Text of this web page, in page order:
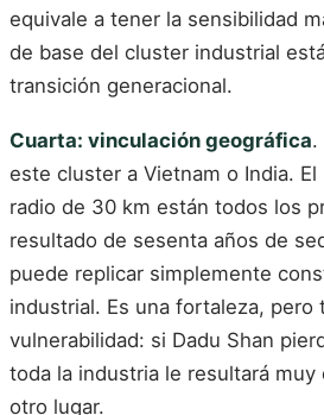
equivale a tener la sensibilidad
de base del cluster industrial
transición generacional.
Cuarta: vinculación geográfica.
este cluster a Vietnam o India.
radio de 30 km están todos los
resultado de sesenta años de
puede replicar simplemente
industrial. Es una fortaleza, pero
vulnerabilidad: si Dadu Shan
toda la industria le resultará
otro lugar.